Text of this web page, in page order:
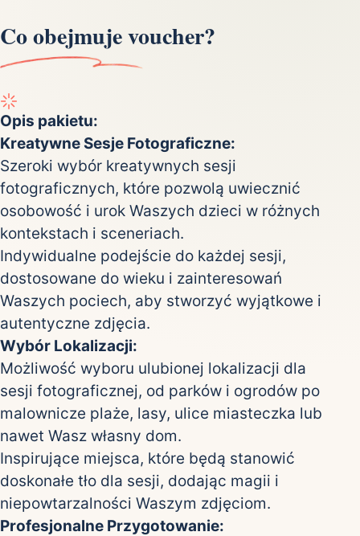
Co obejmuje voucher?
Opis pakietu:
Kreatywne Sesje Fotograficzne:
Szeroki wybór kreatywnych sesji
fotograficznych, które pozwolą uwiecznić
osobowość i urok Waszych dzieci w różnych
kontekstach i sceneriach.
Indywidualne podejście do każdej sesji,
dostosowane do wieku i zainteresowań
Waszych pociech, aby stworzyć wyjątkowe i
autentyczne zdjęcia.
Wybór Lokalizacji:
Możliwość wyboru ulubionej lokalizacji dla
sesji fotograficznej, od parków i ogrodów po
malownicze plaże, lasy, ulice miasteczka lub
nawet Wasz własny dom.
Inspirujące miejsca, które będą stanowić
doskonałe tło dla sesji, dodając magii i
niepowtarzalności Waszym zdjęciom.
Profesjonalne Przygotowanie: